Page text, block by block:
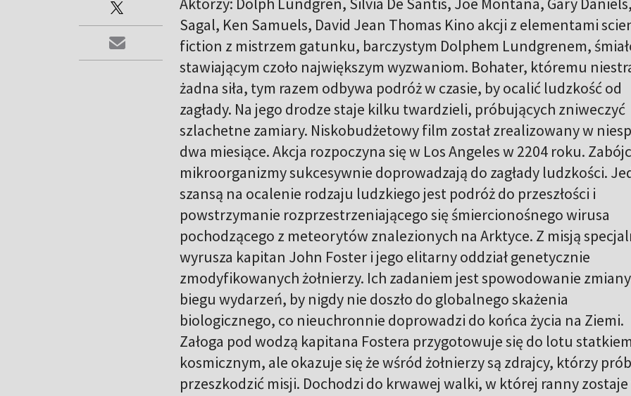
Sagal, Ken Samuels, David Jean Thomas Kino akcji z elementami
fiction z mistrzem gatunku, barczystym Dolphem Lundgrenem,
stawiającym czoło największym wyzwaniom. Bohater, któremu
żadna siła, tym razem odbywa podróż w czasie, by ocalić ludzkość od
zagłady. Na jego drodze staje kilku twardzieli, próbujących zniweczyć
szlachetne zamiary. Niskobudżetowy film został zrealizowany w
dwa miesiące. Akcja rozpoczyna się w Los Angeles w 2204 roku.
mikroorganizmy sukcesywnie doprowadzają do zagłady ludzkości.
szansą na ocalenie rodzaju ludzkiego jest podróż do przeszłości i
powstrzymanie rozprzestrzeniającego się śmiercionośnego wirusa
pochodzącego z meteorytów znalezionych na Arktyce. Z misją
wyrusza kapitan John Foster i jego elitarny oddział genetycznie
zmodyfikowanych żołnierzy. Ich zadaniem jest spowodowanie zmiany
biegu wydarzeń, by nigdy nie doszło do globalnego skażenia
biologicznego, co nieuchronnie doprowadzi do końca życia na Ziemi.
Załoga pod wodzą kapitana Fostera przygotowuje się do lotu statkiem
kosmicznym, ale okazuje się że wśród żołnierzy są zdrajcy, którzy
przeszkodzić misji. Dochodzi do krwawej walki, w której ranny